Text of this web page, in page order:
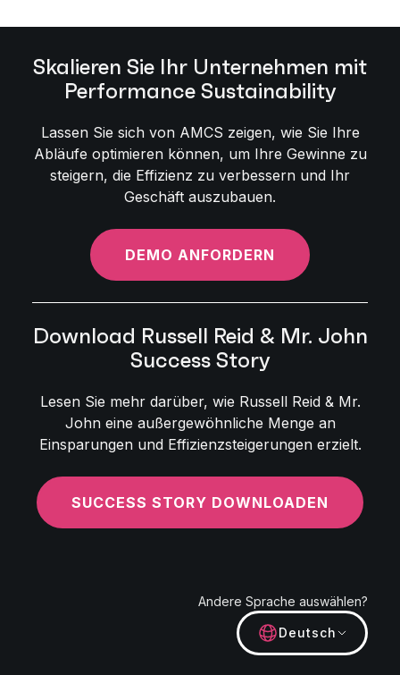
Skalieren Sie Ihr Unternehmen mit
Performance Sustainability
Lassen Sie sich von AMCS zeigen, wie Sie Ihre
Abläufe optimieren können, um Ihre Gewinne zu
steigern, die Effizienz zu verbessern und Ihr
Geschäft auszubauen.
DEMO ANFORDERN
Download Russell Reid & Mr. John
Success Story
Lesen Sie mehr darüber, wie Russell Reid & Mr.
John eine außergewöhnliche Menge an
Einsparungen und Effizienzsteigerungen erzielt.
SUCCESS STORY DOWNLOADEN
Andere Sprache auswählen?
Deutsch